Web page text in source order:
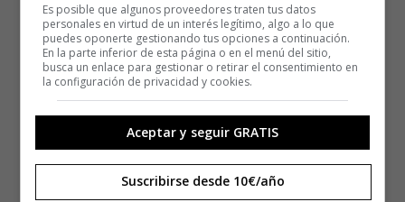
Es posible que algunos proveedores traten tus datos
personales en virtud de un interés legítimo, algo a lo que
puedes oponerte gestionando tus opciones a continuación.
En la parte inferior de esta página o en el menú del sitio,
busca un enlace para gestionar o retirar el consentimiento en
la configuración de privacidad y cookies.
Aceptar y seguir GRATIS
Suscribirse desde 10€/año